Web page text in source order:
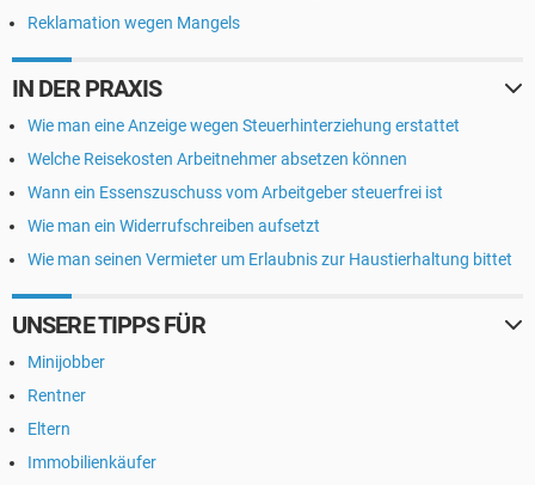
Reklamation wegen Mangels
IN DER PRAXIS
Wie man eine Anzeige wegen Steuerhinterziehung erstattet
Welche Reisekosten Arbeitnehmer absetzen können
Wann ein Essenszuschuss vom Arbeitgeber steuerfrei ist
Wie man ein Widerrufschreiben aufsetzt
Wie man seinen Vermieter um Erlaubnis zur Haustierhaltung bittet
UNSERE TIPPS FÜR
Minijobber
Rentner
Eltern
Immobilienkäufer